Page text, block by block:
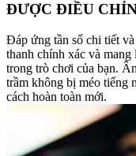
ĐƯỢC ĐIỀU
Đáp ứng tần số chi tiết
thanh chính xác và
trong trò chơi của bạn.
trầm không bị méo tiếng
cách hoàn toàn mới.